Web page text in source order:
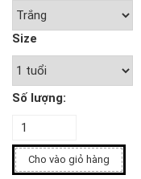
Size
Số lượng:
Cho vào giỏ hàng